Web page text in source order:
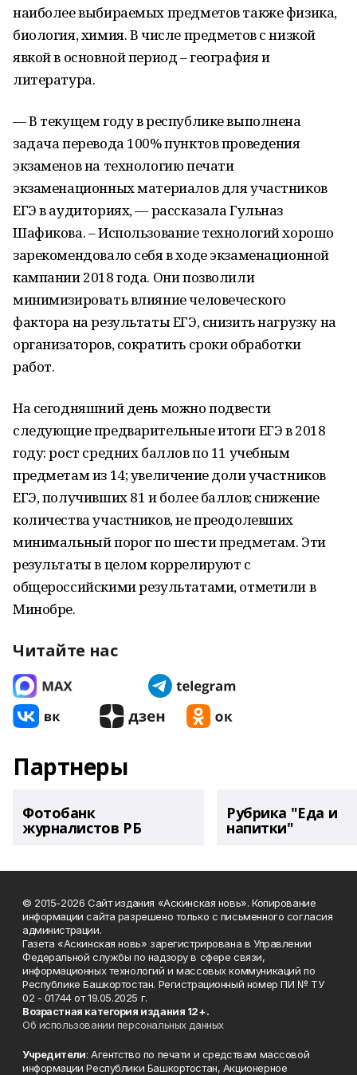
наиболее выбираемых предметов также физика,
биология, химия. В числе предметов с низкой
явкой в основной период – география и
литература.
— В текущем году в республике выполнена
задача перевода 100% пунктов проведения
экзаменов на технологию печати
экзаменационных материалов для участников
ЕГЭ в аудиториях, — рассказала Гульназ
Шафикова. – Использование технологий хорошо
зарекомендовало себя в ходе экзаменационной
кампании 2018 года. Они позволили
минимизировать влияние человеческого
фактора на результаты ЕГЭ, снизить нагрузку на
организаторов, сократить сроки обработки
работ.
На сегодняшний день можно подвести
следующие предварительные итоги ЕГЭ в 2018
году: рост средних баллов по 11 учебным
предметам из 14; увеличение доли участников
ЕГЭ, получивших 81 и более баллов; снижение
количества участников, не преодолевших
минимальный порог по шести предметам. Эти
результаты в целом коррелируют с
общероссийскими результатами, отметили в
Минобре.
Читайте нас
Партнеры
Фотобанк
журналистов РБ
Рубрика "Еда и
напитки"
© 2015-2026 Сайт издания «Аскинская новь». Копирование
информации сайта разрешено только с письменного согласия
администрации.
Газета «Аскинская новь» зарегистрирована в Управлении
Федеральной службы по надзору в сфере связи,
информационных технологий и массовых коммуникаций по
Республике Башкортостан. Регистрационный номер ПИ № ТУ
02 - 01744 от 19.05.2025 г.
Возрастная категория издания 12+.
Об использовании персональных данных
Учредители: Агентство по печати и средствам массовой
информации Республики Башкортостан, Акционерное